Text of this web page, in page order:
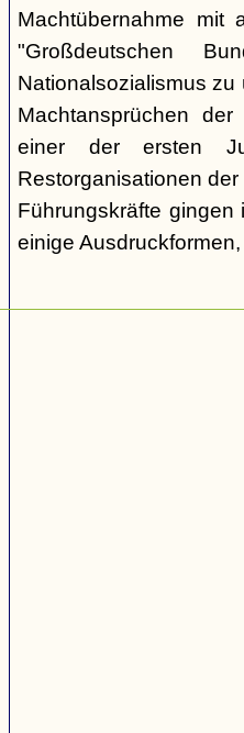
Machtübernahme mit
"Großdeutschen
Nationalsozialismus
Machtansprüchen
einer der ersten
Restorganisationen
Führungskräfte
einige